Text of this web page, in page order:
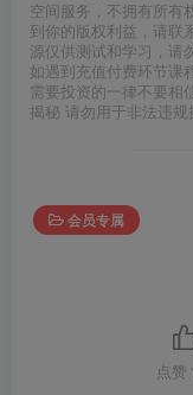
空间服务，不拥有所有
到你的版权利益，请联
源仅供测试和学习，请
如遇到充值付费环节课
需要投资的一律不要相
揭秘 请勿用于非法违
会员专属
点赞